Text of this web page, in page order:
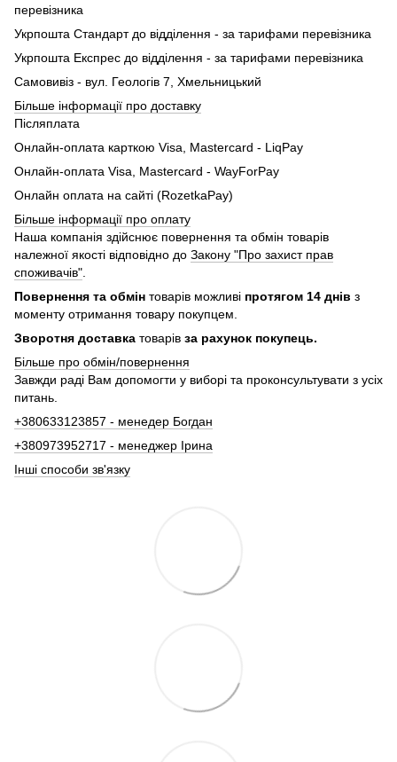
перевізника
Укрпошта Стандарт до відділення - за тарифами перевізника
Укрпошта Експрес до відділення - за тарифами перевізника
Самовивіз - вул. Геологів 7, Хмельницький
Більше інформації про доставку
Післяплата
Онлайн-оплата карткою Visa, Mastercard - LiqPay
Онлайн-оплата Visa, Mastercard - WayForPay
Онлайн оплата на сайті (RozetkaPay)
Більше інформації про оплату
Наша компанія здійснює повернення та обмін товарів
належної якості відповідно до Закону "Про захист прав
споживачів"
Повернення та обмін товарів можливі протягом 14 днів з
моменту отримання товару покупцем.
Зворотня доставка товарів за рахунок покупець.
Більше про обмін/повернення
Завжди раді Вам допомогти у виборі та проконсультувати з усіх
питань.
+380633123857 - менедер Богдан
+380973952717 - менеджер Ірина
Інші способи зв'язку